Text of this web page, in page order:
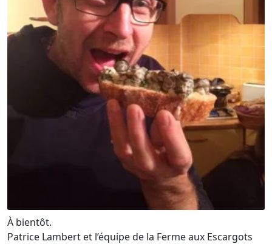
À bientôt.
Patrice Lambert et l’équipe de la Ferme aux Escargots